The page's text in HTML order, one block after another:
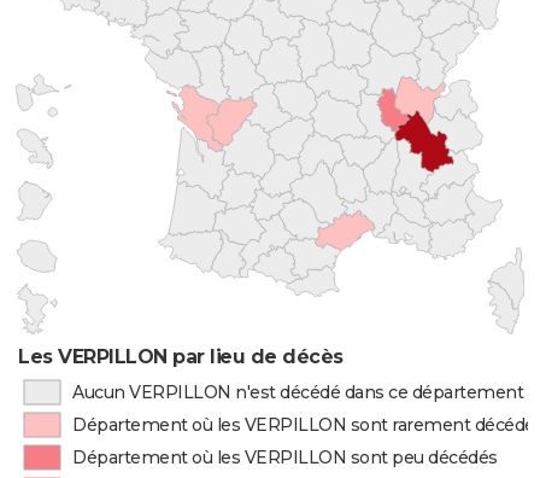
Les VERPILLON par lieu de décès
Aucun VERPILLON n'est décédé dans ce département
Département où les VERPILLON sont rarement
Département où les VERPILLON sont peu décédés